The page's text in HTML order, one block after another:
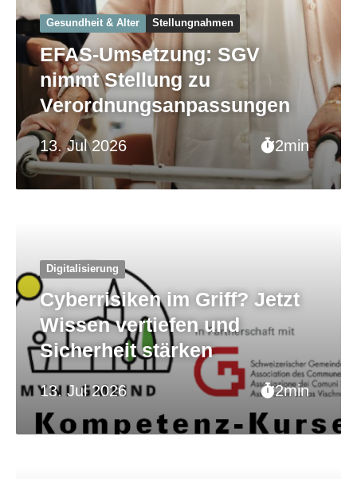
13. Jul 2026 2min
Gesundheit & Alter Stellungnahmen
EFAS-Umsetzung: SGV
nimmt Stellung zu
Verordnungsanpassungen
13. Jul 2026 2min
Digitalisierung
Cyberrisiken im Griff? Jetzt
Wissen vertiefen und
Sicherheit stärken